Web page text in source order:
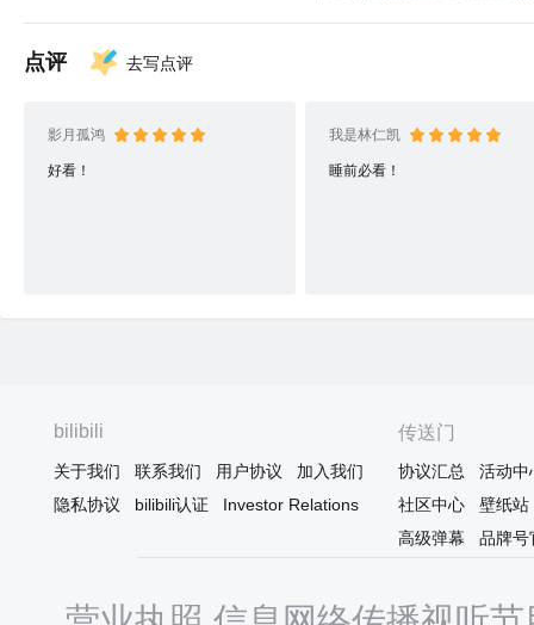
点评 去写点评
影月孤鸿
好看！
我是林仁凯
睡前必看！
bilibili
关于我们 联系我们 用户协议
加入我们
隐私协议
bilibili认证 Investor Relations
传送门
协议汇总
活动中
社区中心
壁纸站
高级弹幕
品牌号